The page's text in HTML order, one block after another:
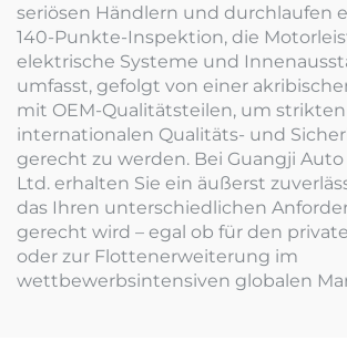
seriösen Händlern und durchlaufen
140-Punkte-Inspektion, die
elektrische Systeme und
umfasst, gefolgt von einer
mit OEM-Qualitätsteilen, um strikten
internationalen Qualitäts- und
gerecht zu werden. Bei Guangji Auto
Ltd. erhalten Sie ein äußerst
das Ihren unterschiedlichen
gerecht wird – egal ob für den
oder zur Flottenerweiterung im
wettbewerbsintensiven globalen